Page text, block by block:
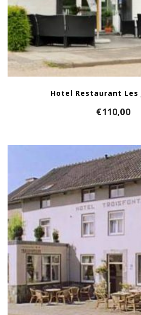
Hotel Restaurant Les
€110,00